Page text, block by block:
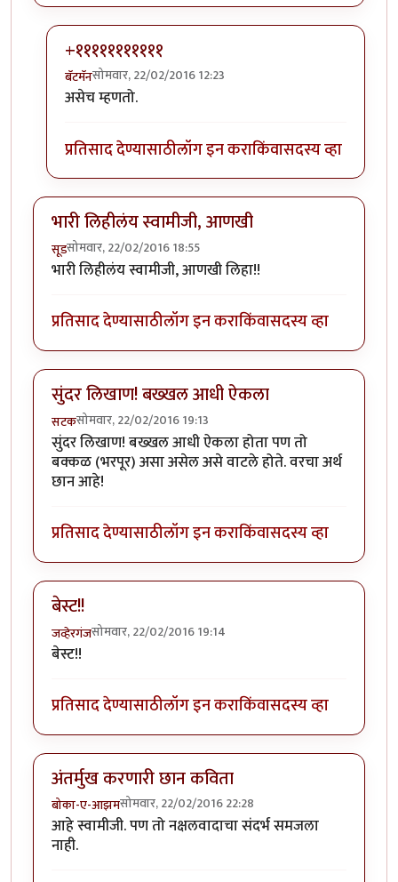
+१११११११११११
बॅटमॅनसोमवार, 22/02/2016 12:23
In reply toपूर्ण नाही समजली पण वाचायला
असेच म्हणतो.
प्रतिसाद देण्यासाठीलॉग इन कराकिंवासदस्य व्हा
भारी लिहीलंय स्वामीजी, आणखी
सूडसोमवार, 22/02/2016 18:55
भारी लिहीलंय स्वामीजी, आणखी लिहा!!
प्रतिसाद देण्यासाठीलॉग इन कराकिंवासदस्य व्हा
सुंदर लिखाण! बख्खल आधी ऐकला
सटकसोमवार, 22/02/2016 19:13
सुंदर लिखाण! बख्खल आधी ऐकला होता पण तो
बक्कळ (भरपूर) असा असेल असे वाटले होते. वरचा अर्थ
छान आहे!
प्रतिसाद देण्यासाठीलॉग इन कराकिंवासदस्य व्हा
बेस्ट!!
जव्हेरगंजसोमवार, 22/02/2016 19:14
बेस्ट!!
प्रतिसाद देण्यासाठीलॉग इन कराकिंवासदस्य व्हा
अंतर्मुख करणारी छान कविता
बोका-ए-आझमसोमवार, 22/02/2016 22:28
आहे स्वामीजी. पण तो नक्षलवादाचा संदर्भ समजला
नाही.